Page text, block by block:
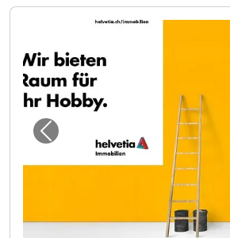
Image précédente pour